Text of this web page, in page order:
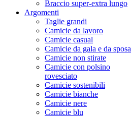
Braccio super-extra lungo
Argomenti
Taglie grandi
Camicie da lavoro
Camicie casual
Camicie da gala e da sposa
Camicie non stirate
Camicie con polsino
rovesciato
Camicie sostenibili
Camicie bianche
Camicie nere
Camicie blu